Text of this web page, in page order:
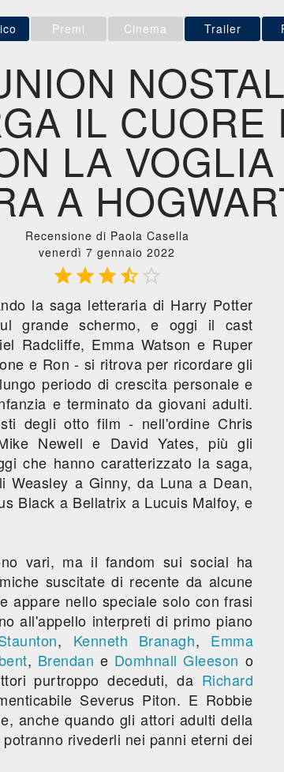
Premi Cinema Trailer
IL CUORE
LA
A
Recensione di Paola Casella
venerdì 7 gennaio 2022
 
la saga letteraria di Harry Potter
grande schermo, e oggi il cast
Radcliffe, Emma Watson e Ruper
e Ron - si ritrova per ricordare gli
periodo di crescita personale e
e terminato da giovani adulti.
degli otto film - nell'ordine Chris
Newell e David Yates, più gli
che hanno caratterizzato la saga,
Weasley a Ginny, da Luna a Dean,
Black a Bellatrix a Lucuis Malfoy, e
vari, ma il fandom sui social ha
suscitate di recente da alcune
appare nello speciale solo con frasi
all'appello interpreti di primo piano
, Kenneth Branagh, Emma
, Brendan e Domhnall Gleeson o
purtroppo deceduti, da Richard
Severus Piton. E Robbie
anche quando gli attori adulti della
rivederli nei panni eterni dei